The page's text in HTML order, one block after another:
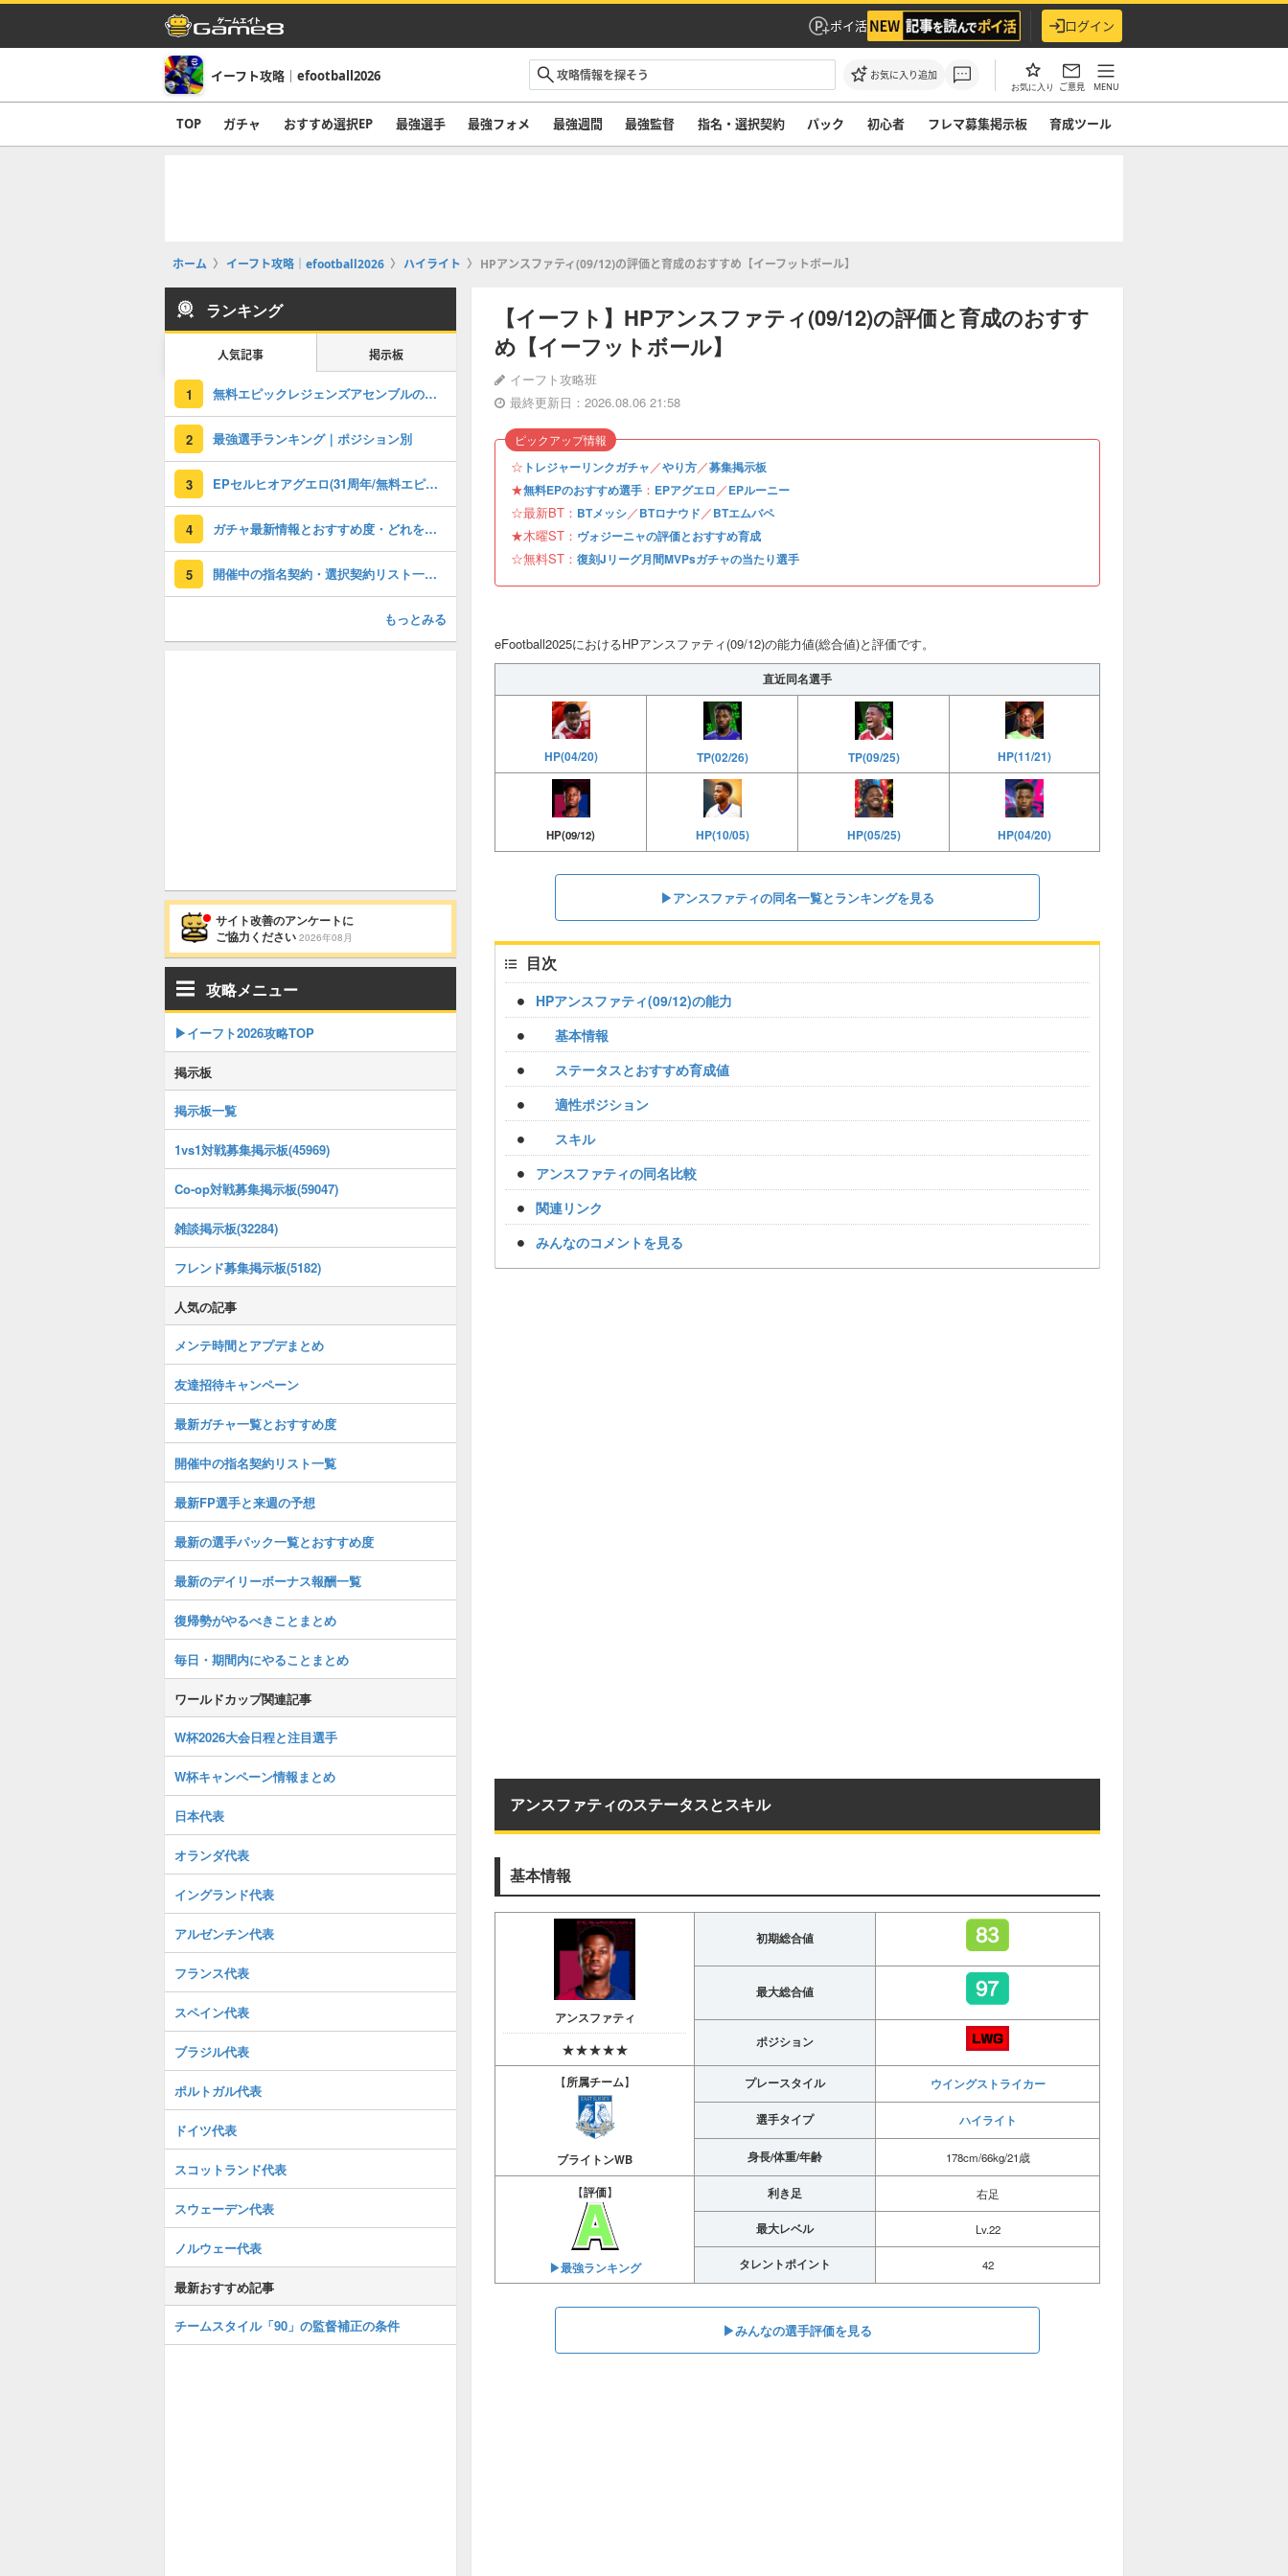
ポイ活 ログイン
イーフト攻略｜efootball2026 お気に入り追加
お気に入り ご意見 MENU
TOP ガチャ おすすめ選択EP 最強選手 最強フォメ 最強週間 最強監督 指名・選択契約 パック 初心者 フレマ募集掲示板 育成ツール
ホーム イーフト攻略｜efootball2026 ハイライト HPアンスファティ(09/12)の評価と育成のおすすめ【イーフットボール】
【イーフト】HPアンスファティ(09/12)の評価と育成のおすす
め【イーフットボール】
イーフト攻略班
最終更新日：2026.08.06 21:58
☆ トレジャーリンクガチャ／やり方／募集掲示板
★無料EPのおすすめ選手 ： EPアグエロ／EPルーニー
☆最新BT： BTメッシ／BTロナウド／BTエムバペ
★木曜ST： ヴォジーニャの評価とおすすめ育成
☆無料ST： 復刻Jリーグ月間MVPsガチャの当たり選手
ピックアップ情報
eFootball2025におけるHPアンスファティ(09/12)の能力値(総合値)と評価です。
直近同名選手
HP(04/20) TP(02/26) TP(09/25) HP(11/21)
HP(09/12) HP(10/05) HP(05/25) HP(04/20)
▶︎アンスファティの同名一覧とランキングを見る
目次
HPアンスファティ(09/12)の能力
基本情報
ステータスとおすすめ育成値
適性ポジション
スキル
アンスファティの同名比較
関連リンク
みんなのコメントを見る
アンスファティのステータスとスキル
基本情報
アンスファティ
★★★★★
初期総合値
最大総合値
ポジション
【所属チーム】
ブライトンWB
プレースタイル ウイングストライカー
選手タイプ ハイライト
身長/体重/年齢 178cm/66kg/21歳
【評価】
▶︎最強ランキング
利き足 右足
最大レベル Lv.22
タレントポイント 42
▶︎みんなの選手評価を見る
ランキング
人気記事 掲示板
1 無料エピックレジェンズアセンブルのおすすめ選択(当たり)選手ランキングと引き方
2 最強選手ランキング｜ポジション別
3 EPセルヒオアグエロ(31周年/無料エピック)の評価とおすすめ育成・スキル追加
4 ガチャ最新情報とおすすめ度・どれを引くべき？
5 開催中の指名契約・選択契約リスト一覧とおすすめ獲得選手
もっとみる
サイト改善のアンケートに
ご協力ください 2026年08月
攻略メニュー
▶イーフト2026攻略TOP
掲示板
掲示板一覧
1vs1対戦募集掲示板(45969)
Co-op対戦募集掲示板(59047)
雑談掲示板(32284)
フレンド募集掲示板(5182)
人気の記事
メンテ時間とアプデまとめ
友達招待キャンペーン
最新ガチャ一覧とおすすめ度
開催中の指名契約リスト一覧
最新FP選手と来週の予想
最新の選手パック一覧とおすすめ度
最新のデイリーボーナス報酬一覧
復帰勢がやるべきことまとめ
毎日・期間内にやることまとめ
ワールドカップ関連記事
W杯2026大会日程と注目選手
W杯キャンペーン情報まとめ
日本代表
オランダ代表
イングランド代表
アルゼンチン代表
フランス代表
スペイン代表
ブラジル代表
ポルトガル代表
ドイツ代表
スコットランド代表
スウェーデン代表
ノルウェー代表
最新おすすめ記事
チームスタイル「90」の監督補正の条件